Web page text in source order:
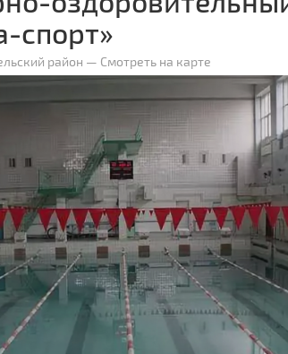
спорт»
район — Смотреть на карте